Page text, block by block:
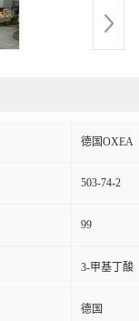
德国OXEA
503-74-2
99
3-甲基丁酸
德国